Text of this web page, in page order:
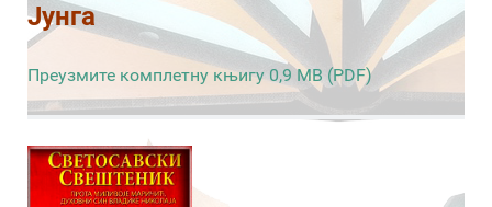
Јунга
Преузмите комплетну књигу 0,9 MB (PDF)